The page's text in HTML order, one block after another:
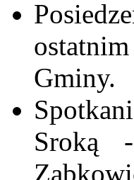
Gminy.
Sroką